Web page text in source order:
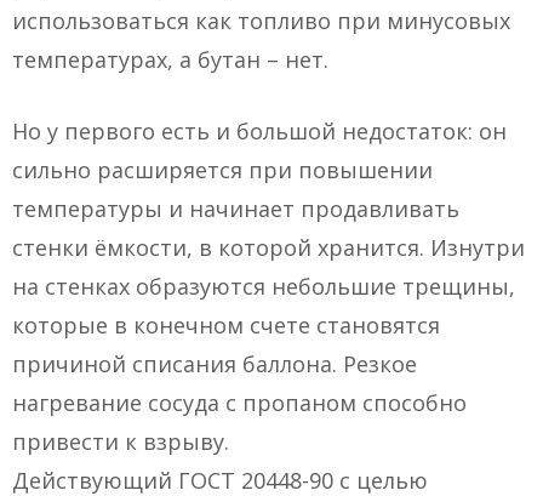
использоваться как топливо при минусовых
температурах, а бутан – нет.
Но у первого есть и большой недостаток: он
сильно расширяется при повышении
температуры и начинает продавливать
стенки ёмкости, в которой хранится. Изнутри
на стенках образуются небольшие трещины,
которые в конечном счете становятся
причиной списания баллона. Резкое
нагревание сосуда с пропаном способно
привести к взрыву.
Действующий ГОСТ 20448-90 с целью